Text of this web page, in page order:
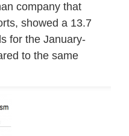
company that
showed a 13.7
for the January-
to the same